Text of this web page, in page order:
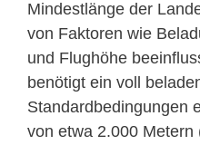
Mindestlänge der
von Faktoren wie
und Flughöhe
benötigt ein voll
Standardbedingungen
von etwa 2.000 Metern